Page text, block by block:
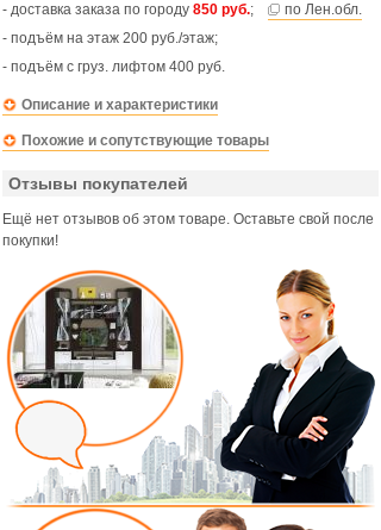
- доставка заказа по городу 850 руб.;
по Лен.обл.
- подъём на этаж 200 руб./этаж;
- подъём с груз. лифтом 400 руб.
Описание и характеристики
Похожие и сопутствующие товары
Отзывы покупателей
Ещё нет отзывов об этом товаре. Оставьте свой после
покупки!